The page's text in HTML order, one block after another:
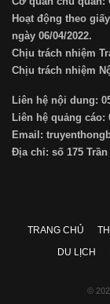
Hoạt động theo
ngày 06/04/2022.
Chịu trách nhiệm
Chịu trách nhiệm
Liên hệ nội dung:
Liên hệ quảng cáo:
Email:
Địa chỉ: số 175
TRANG CHỦ
DU LỊCH
©